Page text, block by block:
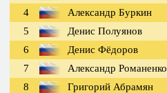
4
Александр Буркин
5
Денис Полуянов
6
Денис Фёдоров
7
Александр Романенко
8
Григорий Абрамян